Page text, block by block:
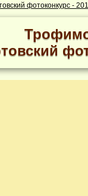
фотоконкурс -